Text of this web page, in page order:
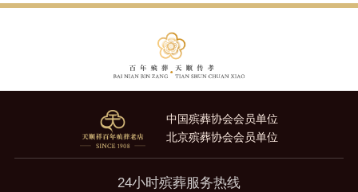
中国殡葬协会会员单位
北京殡葬协会会员单位
24小时殡葬服务热线